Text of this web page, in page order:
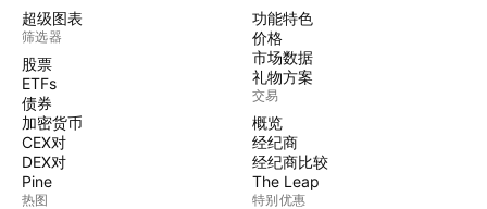
超级图表
筛选器
股票
ETFs
债券
加密货币
CEX对
DEX对
Pine
热图
功能特色
价格
市场数据
礼物方案
交易
概览
经纪商
经纪商比较
The Leap
特别优惠